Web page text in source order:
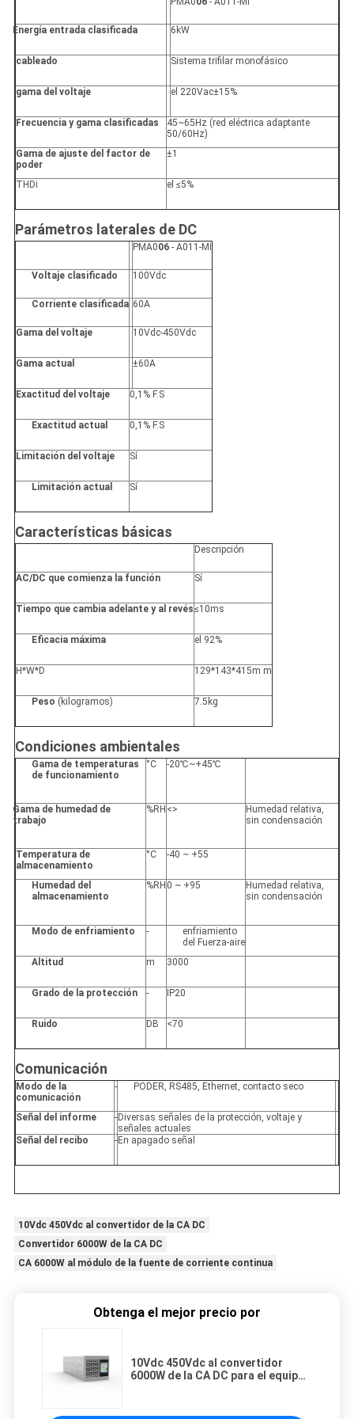
Energía entrada clasificada 6kW
cableado Sistema trifilar monofásico
gama del voltaje el 220Vac±15%
Frecuencia y gama clasificadas
45~65Hz (red eléctrica adaptante
50/60Hz)
Gama de ajuste del factor de
poder
±1
THDi el ≤5%
Parámetros laterales de DC
PMA006- A011-MI
Voltaje clasificado 100Vdc
Corriente clasificada 60A
Gama del voltaje 10Vdc-450Vdc
Gama actual ±60A
Exactitud del voltaje 0,1% F.S
Exactitud actual 0,1% F.S
Limitación del voltaje Sí
Limitación actual Sí
Características básicas
Descripción
AC/DC que comienza la función Sí
Tiempo que cambia adelante y al revés≤10ms
Eficacia máxima el 92%
H*W*D 129*143*415m m
Peso (kilogramos) 7.5kg
Condiciones ambientales
Gama de temperaturas
de funcionamiento
°C -20℃~+45℃
Gama de humedad de
trabajo
%RH <>
Humedad relativa,
sin condensación
Temperatura de
almacenamiento
°C -40 ~ +55
Humedad del
almacenamiento
%RH 0 ~ +95
Humedad relativa,
sin condensación
Modo de enfriamiento -
enfriamiento
del Fuerza-aire
Altitud
m 3000
Grado de la protección - IP20
Ruido DB <70
Comunicación
Modo de la
comunicación
- PODER, RS485, Ethernet, contacto seco
Señal del informe - Diversas señales de la protección, voltaje y
señales actuales
Señal del recibo
- En apagado señal
10Vdc 450Vdc al convertidor de la CA DC
Convertidor 6000W de la CA DC
CA 6000W al módulo de la fuente de corriente continua
Obtenga el mejor precio por
10Vdc 450Vdc al convertidor
6000W de la CA DC para el equipo